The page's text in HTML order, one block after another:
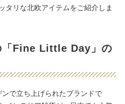
タリな北欧アイテムをご紹介しま
「Fine Little Day」の
で立ち上げられたブランドで